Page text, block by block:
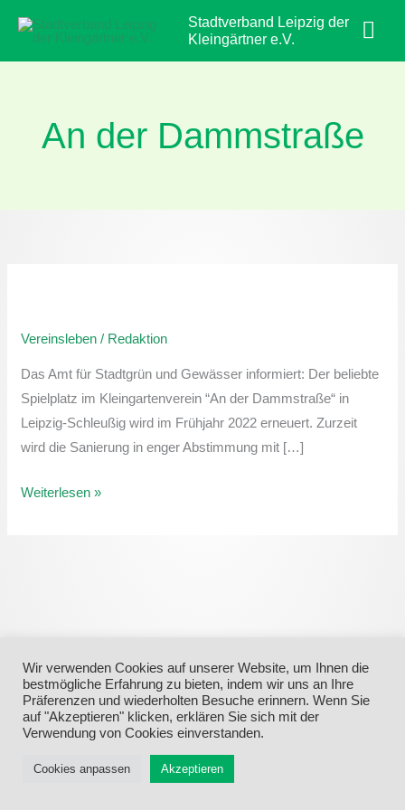
Inhalt
springen
Stadtverband Leipzig der
Kleingärtner e.V.
An der Dammstraße
Vereinsleben / Redaktion
Das Amt für Stadtgrün und Gewässer informiert: Der beliebte
Spielplatz im Kleingartenverein “An der Dammstraße“ in
Leipzig-Schleußig wird im Frühjahr 2022 erneuert. Zurzeit
wird die Sanierung in enger Abstimmung mit […]
Kleingärtnerverein
“An
der
Dammstraße“
wird
Weiterlesen »
Menü
Wir verwenden Cookies auf unserer Website, um Ihnen die
bestmögliche Erfahrung zu bieten, indem wir uns an Ihre
Präferenzen und wiederholten Besuche erinnern. Wenn Sie
auf "Akzeptieren" klicken, erklären Sie sich mit der
Verwendung von Cookies einverstanden.
Cookies anpassen Akzeptieren